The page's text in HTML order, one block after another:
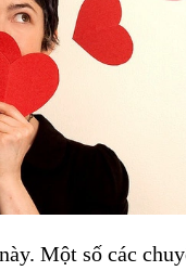
Một số các